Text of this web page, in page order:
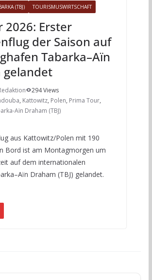
(TBJ) TOURISMUSWIRTSCHAFT
2026: Erster
der Saison auf
Tabarka–Aïn
gelandet
294 Views
, Kattowitz, Polen, Prima Tour,
Aïn Draham (TBJ)
aus Kattowitz/Polen mit 190
Bord ist am Montagmorgen um
auf dem internationalen
Draham (TBJ) gelandet.